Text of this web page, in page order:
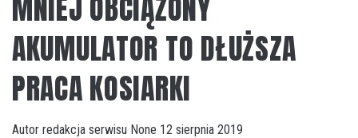
AKUMULATOR TO DŁUŻSZA
PRACA KOSIARKI
Autor redakcja serwisu None 12 sierpnia 2019